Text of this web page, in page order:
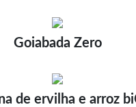
Goiabada Zero
de ervilha e arroz